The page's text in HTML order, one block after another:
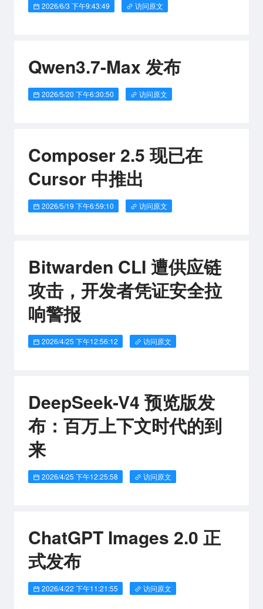
2026/6/3 下午9:43:49 访问原文
Qwen3.7-Max 发布
2026/5/20 下午6:30:50 访问原文
Composer 2.5 现已在
Cursor 中推出
2026/5/19 下午6:59:10 访问原文
Bitwarden CLI 遭供应链
攻击，开发者凭证安全拉
响警报
2026/4/25 下午12:56:12 访问原文
DeepSeek-V4 预览版发
布：百万上下文时代的到
来
2026/4/25 下午12:25:58 访问原文
ChatGPT Images 2.0 正
式发布
2026/4/22 下午11:21:55 访问原文